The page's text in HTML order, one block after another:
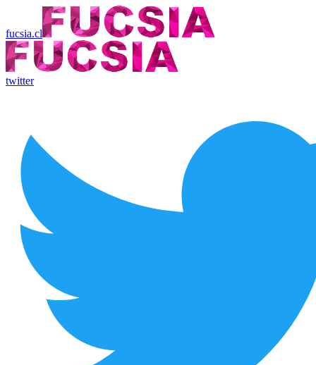
fucsia.cl
twitter